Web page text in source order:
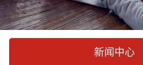
新闻中心